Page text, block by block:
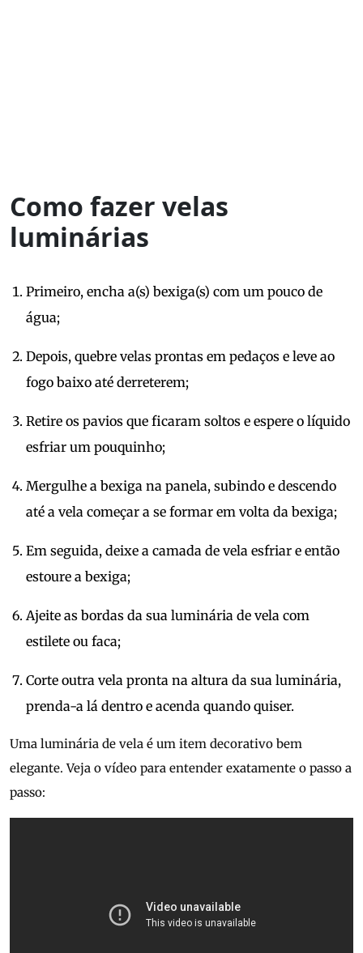
Como fazer velas
luminárias
Primeiro, encha a(s) bexiga(s) com um pouco de
água;
Depois, quebre velas prontas em pedaços e leve ao
fogo baixo até derreterem;
Retire os pavios que ficaram soltos e espere o líquido
esfriar um pouquinho;
Mergulhe a bexiga na panela, subindo e descendo
até a vela começar a se formar em volta da bexiga;
Em seguida, deixe a camada de vela esfriar e então
estoure a bexiga;
Ajeite as bordas da sua luminária de vela com
estilete ou faca;
Corte outra vela pronta na altura da sua luminária,
prenda-a lá dentro e acenda quando quiser.
Uma luminária de vela é um item decorativo bem
elegante. Veja o vídeo para entender exatamente o passo a
passo: